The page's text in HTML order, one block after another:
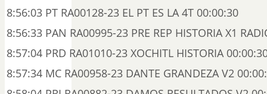
8:56:03 PT RA00128-23 EL PT ES LA 4T 00:00:30
8:56:33 PAN RA00995-23 PRE REP HISTORIA X1
8:57:04 PRD RA01010-23 XOCHITL HISTORIA
8:57:34 MC RA00958-23 DANTE GRANDEZA V2